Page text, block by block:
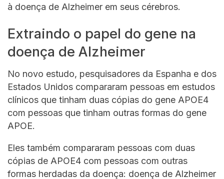
à doença de Alzheimer em seus cérebros.
Extraindo o papel do gene na
doença de Alzheimer
No novo estudo, pesquisadores da Espanha e dos
Estados Unidos compararam pessoas em estudos
clínicos que tinham duas cópias do gene APOE4
com pessoas que tinham outras formas do gene
APOE.
Eles também compararam pessoas com duas
cópias de APOE4 com pessoas com outras
formas herdadas da doença: doença de Alzheimer